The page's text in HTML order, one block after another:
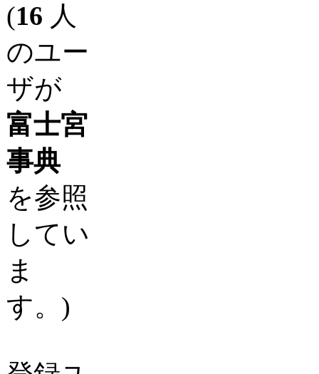
(16 人
のユー
ザが
富士宮
事典
を参照
してい
ま
す。)